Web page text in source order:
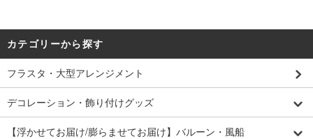
カテゴリーから探す
フラスタ・大型アレンジメント
デコレーション・飾り付けグッズ
【浮かせてお届け/膨らませてお届け】バルーン・風船